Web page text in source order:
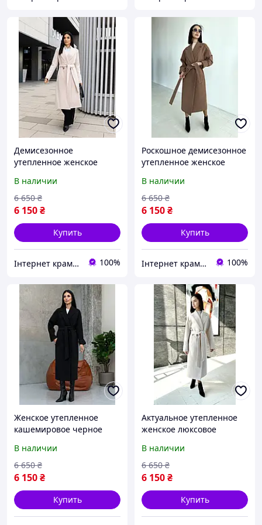
Демисезонное
утепленное женское
молочного цвета
В наличии
6 150₴
6 650 ₴
Купить
Інтернет крамничка "Nika Star" 100%
Роскошное демисезонное
утепленное женское
пальто с поясом
В наличии
6 150₴
6 650 ₴
Купить
Інтернет крамничка "Nika Star" 100%
Женское утепленное
кашемировое черное
свободного кроя
В наличии
6 150₴
6 650 ₴
Купить
Актуальное утепленное
женское люксовое
пальто молочного цвета
В наличии
6 150₴
6 650 ₴
Купить